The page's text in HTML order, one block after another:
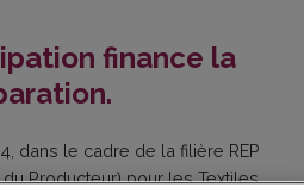
finance la
dans le cadre de la filière REP
Producteur) pour les Textiles